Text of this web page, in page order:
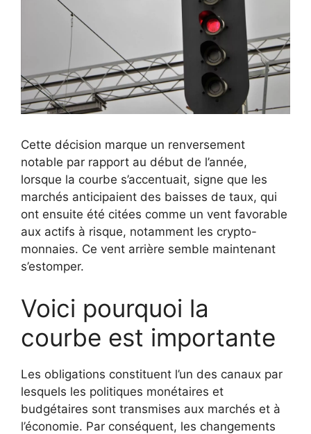
Cette décision marque un renversement
notable par rapport au début de l’année,
lorsque la courbe s’accentuait, signe que les
marchés anticipaient des baisses de taux, qui
ont ensuite été citées comme un vent favorable
aux actifs à risque, notamment les crypto-
monnaies. Ce vent arrière semble maintenant
s’estomper.
Voici pourquoi la
courbe est importante
Les obligations constituent l’un des canaux par
lesquels les politiques monétaires et
budgétaires sont transmises aux marchés et à
l’économie. Par conséquent, les changements